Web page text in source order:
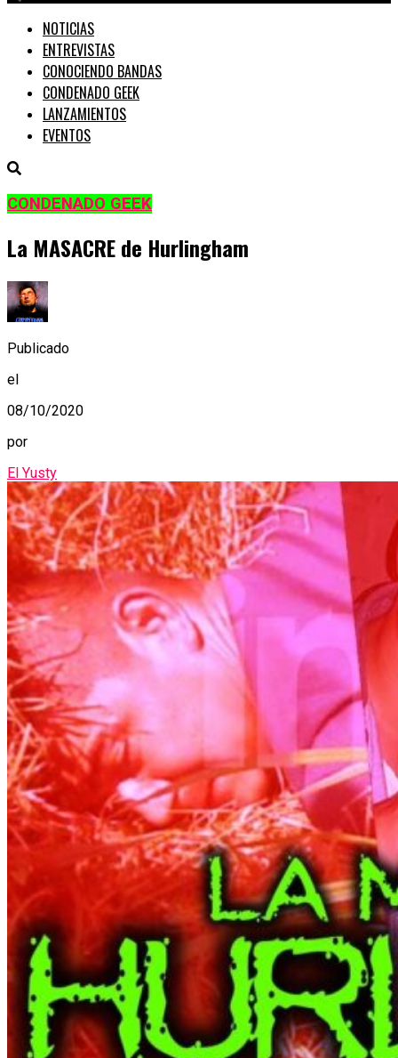
NOTICIAS
ENTREVISTAS
CONOCIENDO BANDAS
CONDENADO GEEK
LANZAMIENTOS
EVENTOS
CONDENADO GEEK
La MASACRE de Hurlingham
Publicado
el
08/10/2020
por
El Yusty